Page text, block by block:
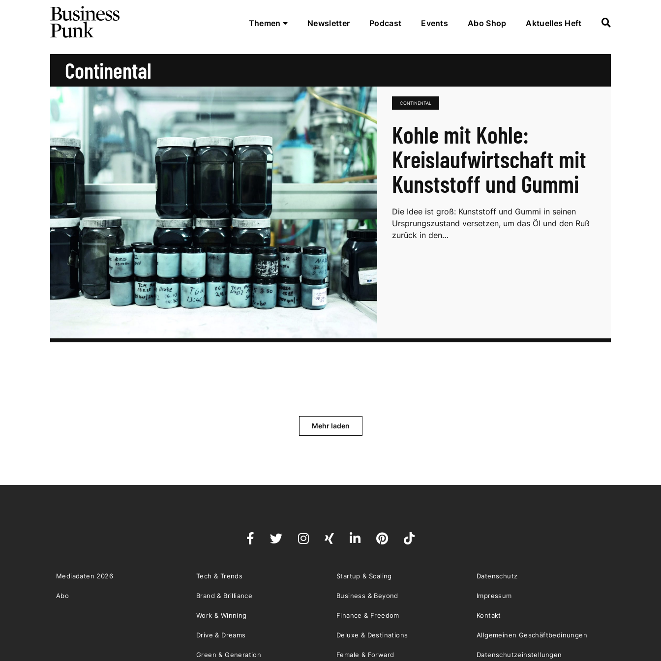
Themen Newsletter Podcast Events Abo Shop Aktuelles Heft
Continental
CONTINENTAL
Kohle mit Kohle:
Kreislaufwirtschaft mit
Kunststoff und Gummi
Die Idee ist groß: Kunststoff und Gummi in seinen
Ursprungszustand versetzen, um das Öl und den Ruß
zurück in den…
Mehr laden
Mediadaten 2026
Abo
Tech & Trends Startup & Scaling
Brand & Brilliance Business & Beyond
Work & Winning Finance & Freedom
Drive & Dreams Deluxe & Destinations
Green & Generation Female & Forward
Datenschutz
Impressum
Kontakt
Allgemeinen Geschäftbedinungen
Datenschutzeinstellungen